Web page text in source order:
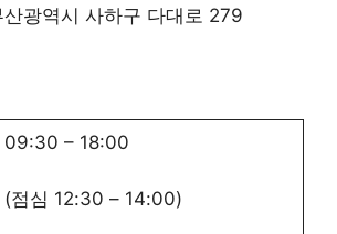
산광역시 사하구 다대로 279
09:30 – 18:00
(점심 12:30 – 14:00)